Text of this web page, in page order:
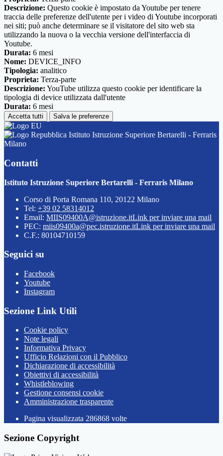
Descrizione: Questo cookie è impostato da Youtube per tenere
traccia delle preferenze dell'utente per i video di Youtube incorporati
nei siti; può anche determinare se il visitatore del sito web sta
utilizzando la nuova o la vecchia versione dell'interfaccia di
Youtube.
Durata: 6 mesi
Nome: DEVICE_INFO
Tipologia: analitico
Proprieta: Terza-parte
Descrizione: YouTube utilizza questo cookie per identificare la
tipologia di device utilizzata dall'utente
Durata: 6 mesi
Accetta tutti Salva le preferenze
Istituto Istruzione Superiore Bertarelli - Ferraris
Milano
Contatti
Istituto Istruzione Superiore Bertarelli - Ferraris Milano
Corso di Porta Romana 110, 20122 Milano
Tel: +39 02 58314012
Email: MIIS09400A@istruzione.itLink per inviare una mail
PEC: miis09400a@pec.istruzione.itLink per inviare una mail
C.F.: 80104710159
Seguici su
Facebook
Youtube
Instagram
Sezione Link Utili
Cookie policy
Note legali
Informativa Privacy
Ufficio Relazioni con il Pubblico
Dichiarazione di accessibilità
Obiettivi di accessibilità
Whistleblowing
Gestione consensi cookie
Amministrazione trasparente
Pagina visualizzata 286868 volte
Sezione Copyright